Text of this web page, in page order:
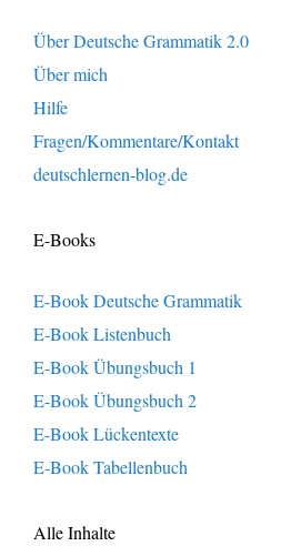
Über Deutsche Grammatik 2.0
Über mich
Hilfe
Fragen/Kommentare/Kontakt
deutschlernen-blog.de
E-Books
E-Book Deutsche Grammatik
E-Book Listenbuch
E-Book Übungsbuch 1
E-Book Übungsbuch 2
E-Book Lückentexte
E-Book Tabellenbuch
Alle Inhalte